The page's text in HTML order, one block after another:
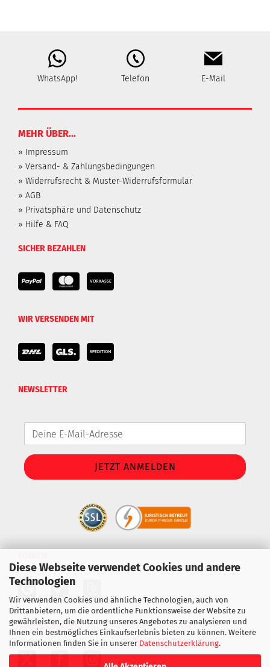
Diese Webseite verwendet Cookies und andere
Technologien
Wir verwenden Cookies und ähnliche Technologien, auch von
Drittanbietern, um die ordentliche Funktionsweise der Website zu
gewährleisten, die Nutzung unseres Angebotes zu analysieren und
Ihnen ein bestmögliches Einkaufserlebnis bieten zu können. Weitere
Informationen finden Sie in unserer Datenschutzerklärung.
WhatsApp! Telefon E-Mail
MEHR ÜBER...
» Impressum
» Versand- & Zahlungsbedingungen
» Widerrufsrecht & Muster-Widerrufsformular
» AGB
» Privatsphäre und Datenschutz
» Hilfe & FAQ
SICHER BEZAHLEN
WIR VERSENDEN MIT
NEWSLETTER
SOZIALE MEDIEN